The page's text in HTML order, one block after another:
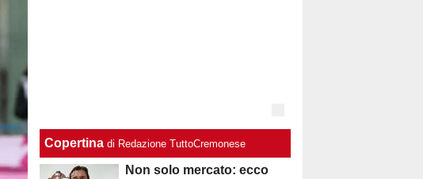
Copertina di Redazione TuttoCremonese
Non solo mercato: ecco